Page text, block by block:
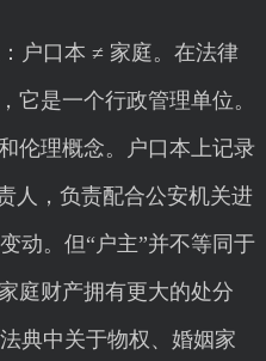
户口本 ≠ 家庭。在法律
它是一个行政管理单位。
伦理概念。户口本上记录
人，负责配合公安机关进
动。但“户主”并不等同于
庭财产拥有更大的处分
典中关于物权、婚姻家